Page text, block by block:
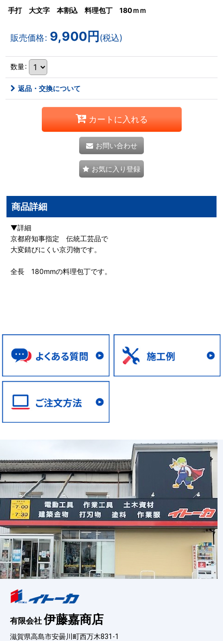
手打 大文字 本割込 料理包丁 180ｍｍ
販売価格: 9,900 円 (税込)
数量:
返品・交換について
カートに入れる
お問い合わせ
お気に入り登録
商品詳細
▼詳細
京都府知事指定 伝統工芸品で
大変錆びにくい京刃物です。
全長 180mmの料理包丁です。
有限会社伊藤嘉商店
滋賀県高島市安曇川町西万木831-1